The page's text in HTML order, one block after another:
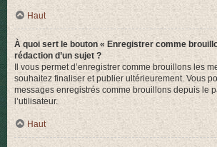
Haut
À quoi sert le bouton « Enregistrer comme
rédaction d’un sujet ?
Il vous permet d’enregistrer comme brouillons les
souhaitez finaliser et publier ultérieurement. Vous
messages enregistrés comme brouillons depuis le
l’utilisateur.
Haut